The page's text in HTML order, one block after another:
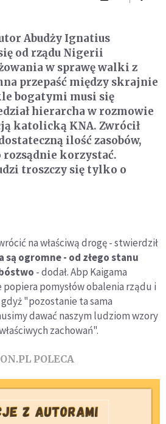
Abudży Ignatius
od rządu Nigerii
w sprawę walki z
przepaść między skrajnie
bogatymi musi się
hierarcha w rozmowie
katolicką KNA. Zwrócił
ilość zasobów,
korzystać.
troszczy się tylko o
na właściwą drogę - stwierdził
są ogromne - od złego stanu
- dodał. Abp Kaigama
popiera pomysłów obalenia rządu i
"pozostanie ta sama
dawać naszym ludziom wzory
zachowań".
POLECA